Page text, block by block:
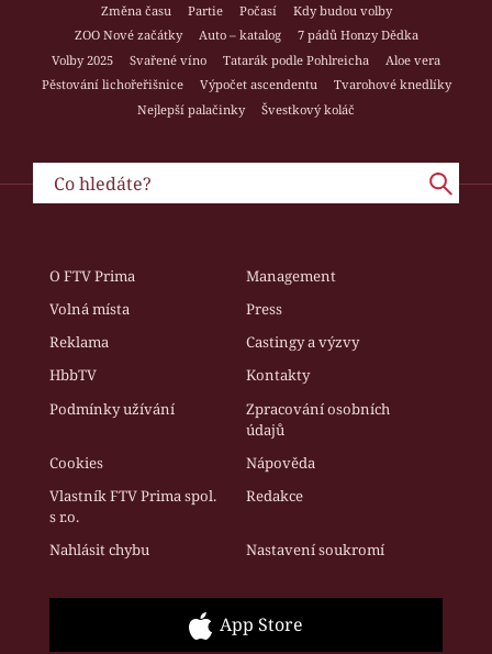
Změna času
Partie Počasí
Kdy budou volby
ZOO Nové začátky
Auto – katalog
7 pádů Honzy Dědka
Volby 2025
Svařené víno Tatarák podle Pohlreicha
Aloe vera
Pěstování lichořeřišnice
Výpočet ascendentu
Tvarohové knedlíky
Nejlepší palačinky
Švestkový koláč
O FTV Prima
Management
Volná místa
Press
Reklama
Castingy a výzvy
HbbTV
Kontakty
Podmínky užívání
Zpracování osobních
údajů
Cookies
Nápověda
Vlastník FTV Prima spol.
s r.o.
Redakce
Nahlásit chybu Nastavení soukromí
App Store